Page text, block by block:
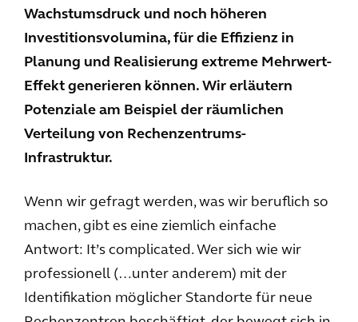
Wachstumsdruck und noch höheren
Investitionsvolumina, für die Effizienz in
Planung und Realisierung extreme Mehrwert-
Effekt generieren können. Wir erläutern
Potenziale am Beispiel der räumlichen
Verteilung von Rechenzentrums-
Infrastruktur.
Wenn wir gefragt werden, was wir beruflich so
machen, gibt es eine ziemlich einfache
Antwort: It’s complicated. Wer sich wie wir
professionell (…unter anderem) mit der
Identifikation möglicher Standorte für neue